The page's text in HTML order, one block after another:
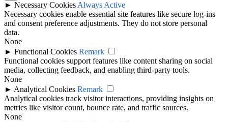
► Necessary CookiesAlways Active
Necessary cookies enable essential site features like secure log-ins
and consent preference adjustments. They do not store personal
data.
None
► Functional Cookies Remark
Functional cookies support features like content sharing on social
media, collecting feedback, and enabling third-party tools.
None
► Analytical Cookies Remark
Analytical cookies track visitor interactions, providing insights on
metrics like visitor count, bounce rate, and traffic sources.
None